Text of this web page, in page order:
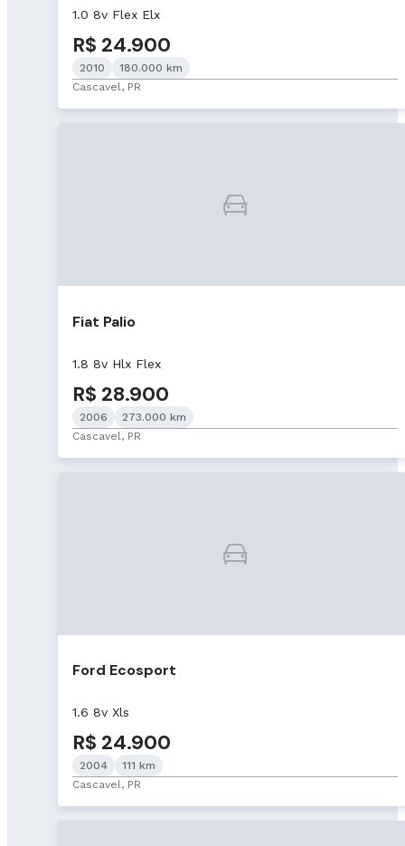
1.0 8v Flex Elx
R$ 24.900
2010
180.000 km
Cascavel, PR
Fiat Palio
1.8 8v Hlx Flex
R$ 28.900
2006
273.000 km
Cascavel, PR
Ford Ecosport
1.6 8v Xls
R$ 24.900
2004
111 km
Cascavel, PR